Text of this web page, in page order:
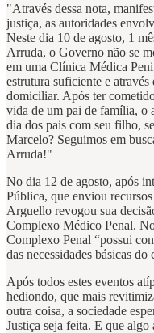
"Através dessa nota,
justiça, as autoridades
Neste dia 10 de agosto, 1
Arruda, o Governo não se
em uma Clínica Médica
estrutura suficiente e
domiciliar. Após ter
vida de um pai de família, o
dia dos pais com seu filho,
Marcelo? Seguimos em
Arruda!"
No dia 12 de agosto, após
Pública, que enviou
Arguello revogou sua
Complexo Médico Penal.
Complexo Penal “possui
das necessidades básicas
Após todos estes eventos
hediondo, que mais
outra coisa, a sociedade
Justiça seja feita. E que algo